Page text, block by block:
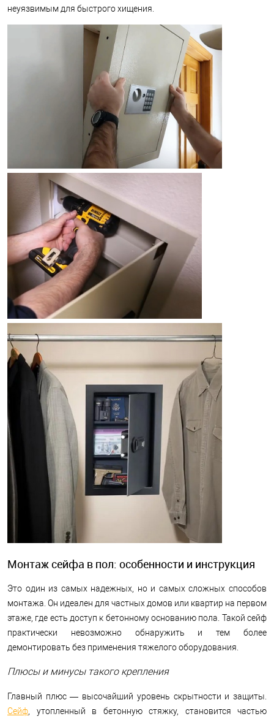
неуязвимым для быстрого хищения.
Монтаж сейфа в пол: особенности и инструкция
Это один из самых надежных, но и самых сложных способов
монтажа. Он идеален для частных домов или квартир на первом
этаже, где есть доступ к бетонному основанию пола. Такой сейф
практически невозможно обнаружить и тем более
демонтировать без применения тяжелого оборудования.
Плюсы и минусы такого крепления
Главный плюс — высочайший уровень скрытности и защиты.
Сейф , утопленный в бетонную стяжку, становится частью